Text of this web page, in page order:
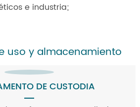
e industria;
uso y almacenamiento
DE CUSTODIA